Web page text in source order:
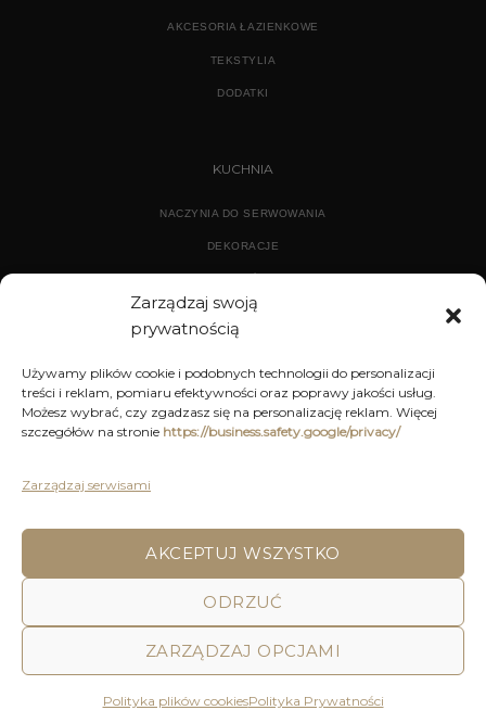
Zarządzaj swoją
prywatnością
Używamy plików cookie i podobnych technologii do personalizacji
treści i reklam, pomiaru efektywności oraz poprawy jakości usług.
Możesz wybrać, czy zgadzasz się na personalizację reklam. Więcej
szczegółów na stronie https://business.safety.google/privacy/
Zarządzaj serwisami
AKCEPTUJ WSZYSTKO
ODRZUĆ
ZARZĄDZAJ OPCJAMI
Polityka plików cookiesPolityka Prywatności
AKCESORIA ŁAZIENKOWE
TEKSTYLIA
DODATKI
KUCHNIA
NACZYNIA DO SERWOWANIA
DEKORACJE
DEKORACJE
KUCHNIA
POLITYKA PRYWATNOŚCI
REGULAMIN SKLEPU ON-LINE
DECOR AND YOU
Decor & You | Home Decorations | Home Accessories |
Shark Media